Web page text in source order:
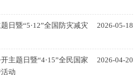
2026-05-18
日暨“5·12”全国防灾减灾
2026-04-20
主题日暨“4·15”全民国家
动